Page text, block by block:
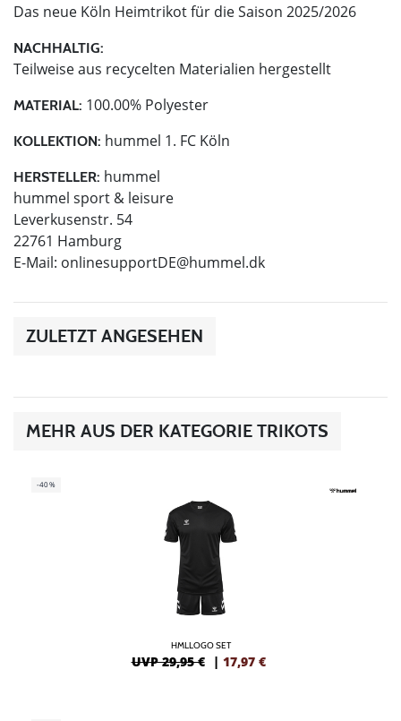
Das neue Köln Heimtrikot für die Saison 2025/2026
NACHHALTIG:
Teilweise aus recycelten Materialien hergestellt
MATERIAL: 100.00% Polyester
KOLLEKTION: hummel 1. FC Köln
HERSTELLER: hummel
hummel sport & leisure
Leverkusenstr. 54
22761 Hamburg
E-Mail: onlinesupportDE@hummel.dk
ZULETZT ANGESEHEN
MEHR AUS DER KATEGORIE TRIKOTS
-40%
HMLLOGO SET
UVP 29,95 € | 17,97 €